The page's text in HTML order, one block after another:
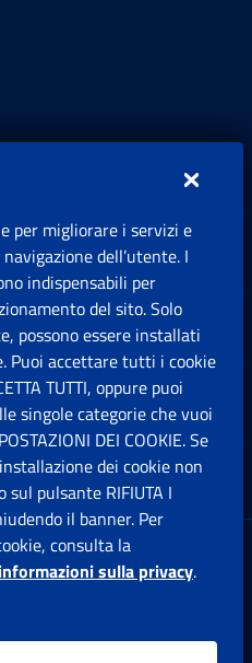
Ciro il Grande, 21
per migliorare i servizi e
dell’utente. I
indispensabili per
del sito. Solo
possono essere installati
Puoi accettare tutti i cookie
TUTTI, oppure puoi
singole categorie che vuoi
DEI COOKIE. Se
dei cookie non
pulsante RIFIUTA I
il banner. Per
consulta la
informazioni sulla privacy.